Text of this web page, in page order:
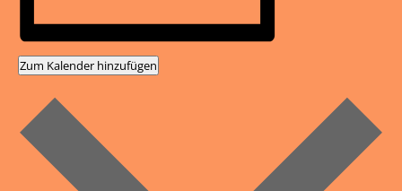
Zum Kalender hinzufügen